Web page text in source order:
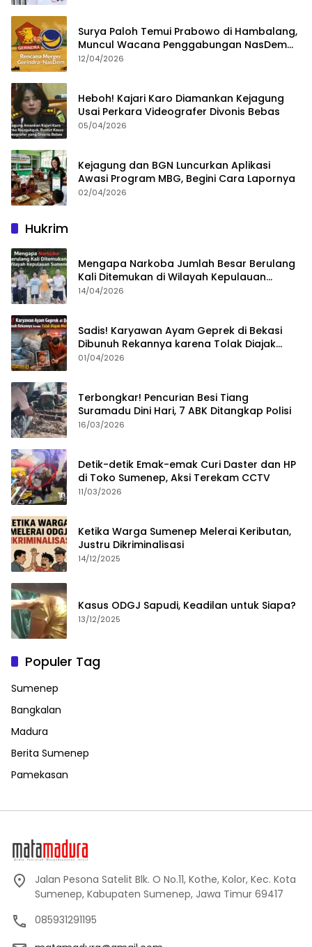
Surya Paloh Temui Prabowo di Hambalang,
Muncul Wacana Penggabungan NasDem
dan Gerindra
12/04/2026
Heboh! Kajari Karo Diamankan Kejagung
Usai Perkara Videografer Divonis Bebas
05/04/2026
Kejagung dan BGN Luncurkan Aplikasi
Awasi Program MBG, Begini Cara Lapornya
02/04/2026
Hukrim
Mengapa Narkoba Jumlah Besar Berulang
Kali Ditemukan di Wilayah Kepulauan
Sumenep?
14/04/2026
Sadis! Karyawan Ayam Geprek di Bekasi
Dibunuh Rekannya karena Tolak Diajak
Merampok Majikan
01/04/2026
Terbongkar! Pencurian Besi Tiang
Suramadu Dini Hari, 7 ABK Ditangkap Polisi
16/03/2026
Detik-detik Emak-emak Curi Daster dan HP
di Toko Sumenep, Aksi Terekam CCTV
11/03/2026
Ketika Warga Sumenep Melerai Keributan,
Justru Dikriminalisasi
14/12/2025
Kasus ODGJ Sapudi, Keadilan untuk Siapa?
13/12/2025
Populer Tag
Sumenep
Bangkalan
Madura
Berita Sumenep
Pamekasan
Jalan Pesona Satelit Blk. O No.11, Kothe, Kolor, Kec. Kota
Sumenep, Kabupaten Sumenep, Jawa Timur 69417
085931291195